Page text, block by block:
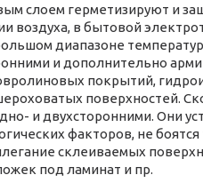
слоем герметизируют и
воздуха, в бытовой
диапазоне
и дополнительно
покрытий,
поверхностей.
и двухсторонними. Они
факторов, не
склеиваемых
под ламинат и пр.